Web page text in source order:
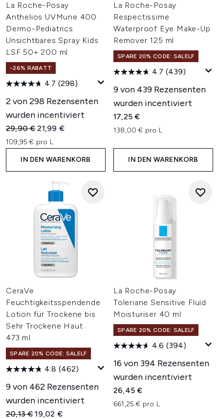
La Roche-Posay
Anthelios UVMune 400
Dermo-Pediatrics
Unsichtbares Spray Kids
LSF 50+ 200 ml
-26% RABATT
4.7 (298)
2 von 298 Rezensenten
wurden incentiviert
Unverbindliche Preisempfehlung:
29,90 €Aktueller Preis:
21,99 €
109,95 € pro L
IN DEN WARENKORB
La Roche-Posay
Respectissime
Waterproof Eye Make-Up
Remover 125 ml
SPARE 20% CODE: SALELF
4.7 (439)
9 von 439 Rezensenten
wurden incentiviert
17,25 €
138,00 € pro L
IN DEN WARENKORB
CeraVe
Feuchtigkeitsspendende
Lotion für Trockene bis
Sehr Trockene Haut
473 ml
SPARE 20% CODE: SALELF
4.8 (462)
9 von 462 Rezensenten
wurden incentiviert
Unverbindliche Preisempfehlung:
20,13 €Aktueller Preis:
19,02 €
La Roche-Posay
Toleriane Sensitive Fluid
Moisturiser 40 ml
SPARE 20% CODE: SALELF
4.6 (394)
16 von 394 Rezensenten
wurden incentiviert
26,45 €
661,25 € pro L